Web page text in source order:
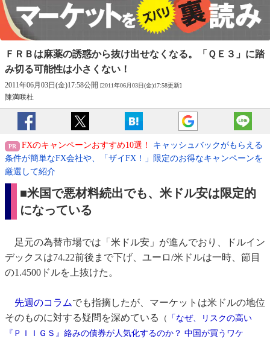
ＦＲＢは麻薬の誘惑から抜け出せなくなる。
「ＱＥ３」に踏
み切る可能性は小さくない！
2011年06月03日(金)17:58公開 [2011年06月03日(金)17:58更新]
陳満咲杜
FXのキャンペーンおすすめ10選！
キャッシュバックがもらえる
条件が簡単なFX会社や、「ザイFX！」限定のお得なキャンペーンを
厳選して紹介
■米国で悪材料続出でも、米ドル安は限定的
になっている
足元の為替市場では「米ドル安」が進んでおり、ドルイン
デックスは74.22前後まで下げ、ユーロ/米ドルは一時、節目
の1.4500ドルを上抜けた。
先週のコラムでも指摘したが、マーケットは米ドルの地位
そのものに対する疑問を深めている
（
「なぜ、リスクの高い
『ＰＩＩＧＳ』絡みの債券が人気化するのか？ 中国が買うワケ